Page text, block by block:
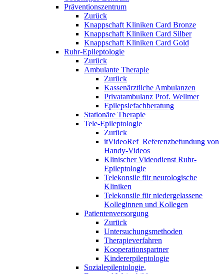
Präventionszentrum
Zurück
Knappschaft Kliniken Card Bronze
Knappschaft Kliniken Card Silber
Knappschaft Kliniken Card Gold
Ruhr-Epileptologie
Zurück
Ambulante Therapie
Zurück
Kassenärztliche Ambulanzen
Privatambulanz Prof. Wellmer
Epilepsiefachberatung
Stationäre Therapie
Tele-Epileptologie
Zurück
itVideoRef_Referenzbefundung von
Handy-Videos
Klinischer Videodienst Ruhr-
Epileptologie
Telekonsile für neurologische
Kliniken
Telekonsile für niedergelassene
Kolleginnen und Kollegen
Patientenversorgung
Zurück
Untersuchungsmethoden
Therapieverfahren
Kooperationspartner
Kindererpileptologie
Sozialepileptologie,